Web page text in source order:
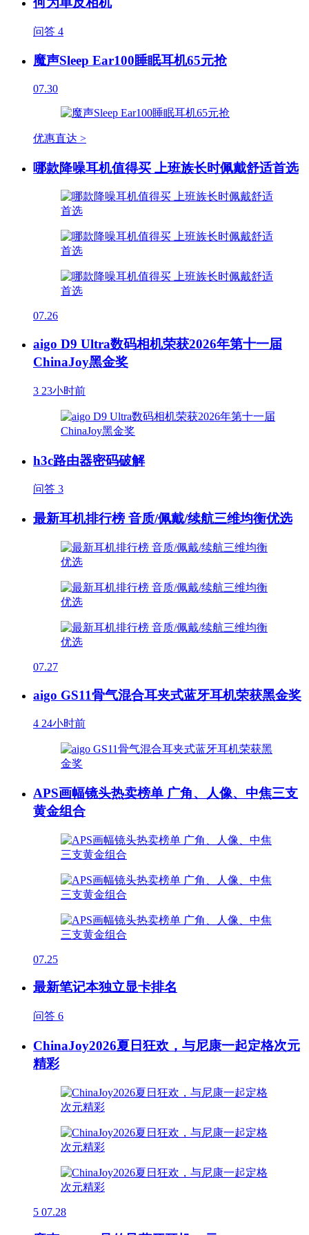
问答 4
魔声Sleep Ear100睡眠耳机65元抢
07.30
优惠直达 >
哪款降噪耳机值得买 上班族长时佩戴舒适首选
07.26
aigo D9 Ultra数码相机荣获2026年第十一届
ChinaJoy黑金奖
3 23小时前
h3c路由器密码破解
问答 3
最新耳机排行榜 音质/佩戴/续航三维均衡优选
07.27
aigo GS11骨气混合耳夹式蓝牙耳机荣获黑金奖
4 24小时前
APS画幅镜头热卖榜单 广角、人像、中焦三支
黄金组合
07.25
最新笔记本独立显卡排名
问答 6
ChinaJoy2026夏日狂欢，与尼康一起定格次元
精彩
5 07.28